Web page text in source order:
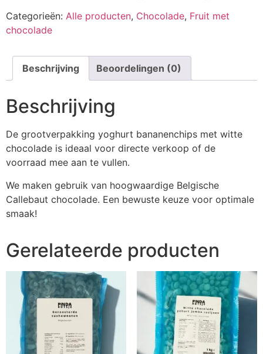
Categorieën: Alle producten, Chocolade, Fruit met
chocolade
Beschrijving Beoordelingen (0)
Beschrijving
De grootverpakking yoghurt bananenchips met witte
chocolade is ideaal voor directe verkoop of de
voorraad mee aan te vullen.
We maken gebruik van hoogwaardige Belgische
Callebaut chocolade. Een bewuste keuze voor optimale
smaak!
Gerelateerde producten